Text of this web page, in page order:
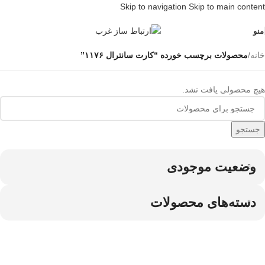
Skip to navigation Skip to main content
منو
وضعیت موجودی
دسته‌های محصولات
خانه/محصولات برچسب خورده “کارت سانترال ۱۱۷۶”
هیچ محصولی یافت نشد.
جستجو